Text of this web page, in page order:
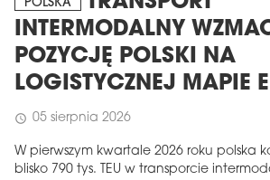
POLSKA
INTERMODALNY
POZYCJĘ POLSKI NA
LOGISTYCZNEJ MAPIE
schedule 05 sierpnia 2026
W pierwszym kwartale 2026 roku polska
blisko 790 tys. TEU w transporcie